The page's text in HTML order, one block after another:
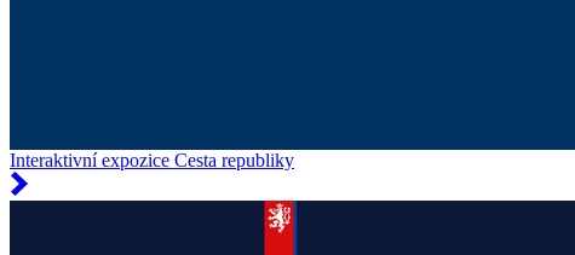
Interaktivní expozice Cesta republiky